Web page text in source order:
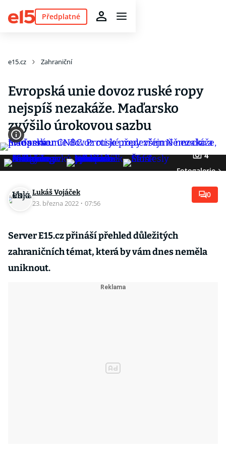
Předplatné
e15.cz Zahraniční
Evropská unie dovoz ruské ropy
nejspíš nezakáže. Maďarsko
zvýšilo úrokovou sazbu
4
Fotogalerie
Lukáš Vojáček
23. března 2022 · 07:56
0
Server E15.cz přináší přehled důležitých
zahraničních témat, která by vám dnes neměla
uniknout.